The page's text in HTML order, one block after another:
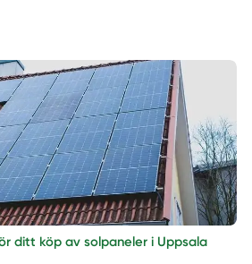
ditt köp av solpaneler i Uppsala